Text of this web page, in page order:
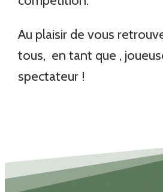
Au plaisir de vous
tous, en tant que ,
spectateur !